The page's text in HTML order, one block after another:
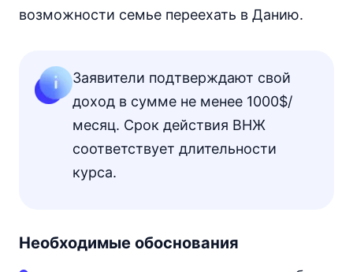
возможности семье переехать в Данию.
Заявители подтверждают свой
доход в сумме не менее 1000$/
месяц. Срок действия ВНЖ
соответствует длительности
курса.
Необходимые обоснования